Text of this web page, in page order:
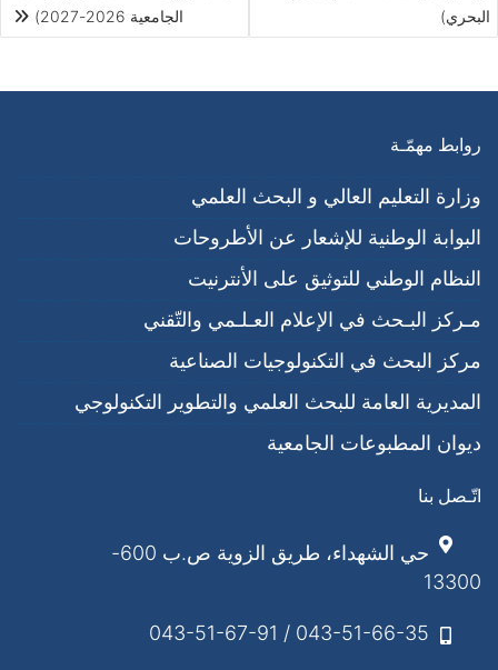
البحري)
الجامعية 2026-2027)
روابط مهمّـة
وزارة التعليم العالي و البحث العلمي
البوابة الوطنية للإشعار عن الأطروحات
النظام الوطني للتوثيق على الأنترنيت
مـركز البـحث في الإعلام العـلـمي والتّقني
مركز البحث في التكنولوجيات الصناعية
المديرية العامة للبحث العلمي والتطوير التكنولوجي
ديوان المطبوعات الجامعية
اتّـصل بنا
حي الشهداء، طريق الزوية ص.ب 600-
13300
043-51-66-35 / 043-51-67-91